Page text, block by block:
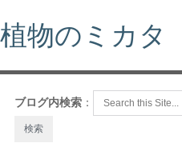
植物のミカタ
ブログ内検索 ：